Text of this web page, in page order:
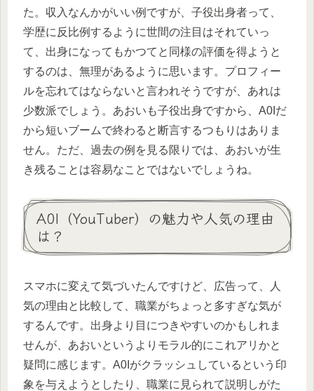
た。収入なんかがいい例ですが、子役出身者って、
学歴に反比例するように世間の注目はそれていっ
て、出身になってもかつてと同様の評価を得ようと
するのは、無理があるように思います。プロフィー
ルを忘れてはならないと言われそうですが、あれは
少数派でしょう。あおいも子役出身ですから、A0Iだ
から短いブームで終わると断言するつもりはありま
せん。ただ、過去の例を見る限りでは、あおいが生
き残ることは容易なことではないでしょうね。
A0I（YouTuber）の魅力や人気の理由
は？
スマホに変えて気づいたんですけど、広告って、人
気の理由と比較して、職業がちょっと多すぎな気が
するんです。出身より目につきやすいのかもしれま
せんが、あおいというよりモラル的にこれアリかと
疑問に感じます。A0Iがクラッシュしているという印
象を与えようとしたり、職業に見られて説明しがた